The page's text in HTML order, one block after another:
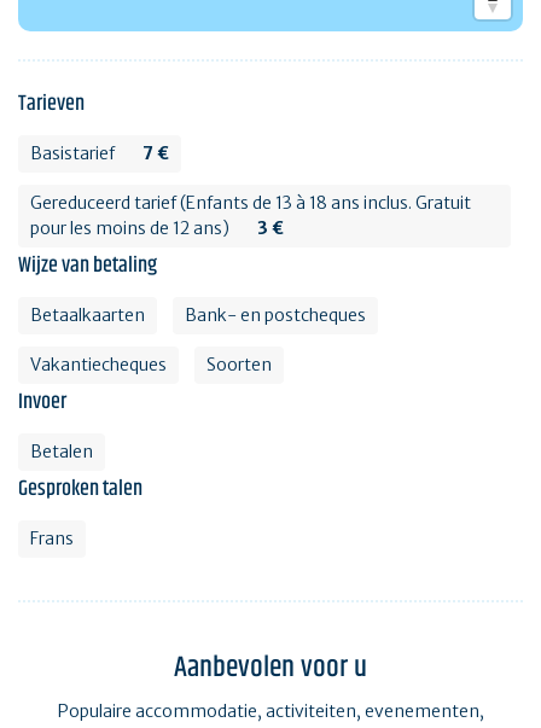
Tarieven
Basistarief 7 €
Gereduceerd tarief (Enfants de 13 à 18 ans inclus. Gratuit
pour les moins de 12 ans)
3 €
Wijze van betaling
Betaalkaarten Bank- en postcheques
Vakantiecheques Soorten
Invoer
Betalen
Gesproken talen
Frans
Aanbevolen voor u
Populaire accommodatie, activiteiten, evenementen,